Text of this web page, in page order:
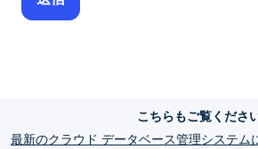
こちらもご覧くださ
最新のクラウド データベース管理システム